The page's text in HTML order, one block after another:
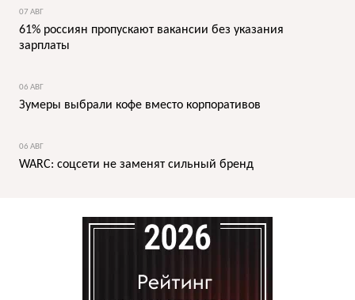
07 АВГ
61% россиян пропускают вакансии без указания
зарплаты
06 АВГ
Зумеры выбрали кофе вместо корпоративов
06 АВГ
WARC: соцсети не заменят сильный бренд